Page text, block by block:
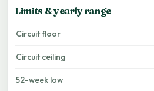
Limits & yearly range
Circuit floor
Circuit ceiling
52-week low